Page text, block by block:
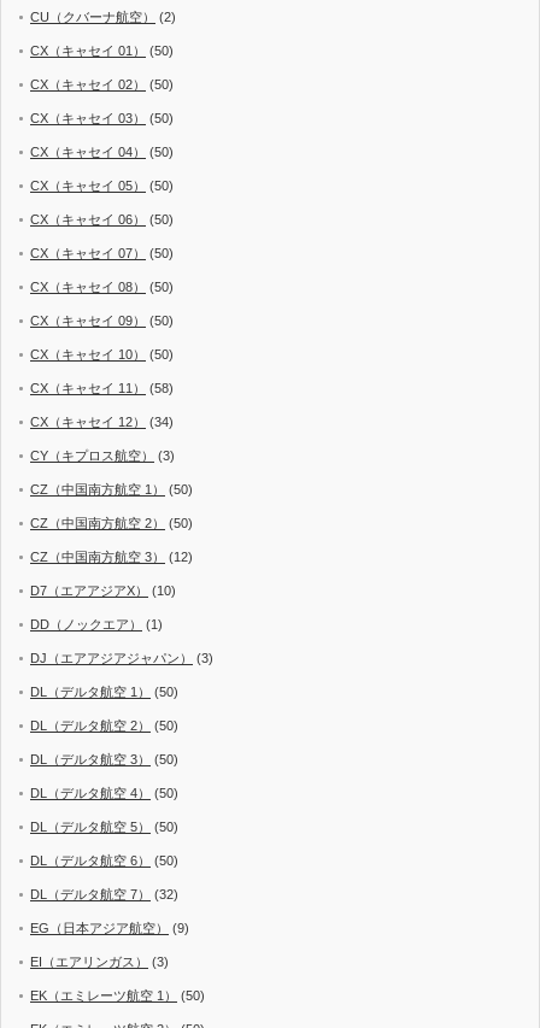
CU（クバーナ航空） (2)
CX（キャセイ 01） (50)
CX（キャセイ 02） (50)
CX（キャセイ 03） (50)
CX（キャセイ 04） (50)
CX（キャセイ 05） (50)
CX（キャセイ 06） (50)
CX（キャセイ 07） (50)
CX（キャセイ 08） (50)
CX（キャセイ 09） (50)
CX（キャセイ 10） (50)
CX（キャセイ 11） (58)
CX（キャセイ 12） (34)
CY（キプロス航空） (3)
CZ（中国南方航空 1） (50)
CZ（中国南方航空 2） (50)
CZ（中国南方航空 3） (12)
D7（エアアジアX） (10)
DD（ノックエア） (1)
DJ（エアアジアジャパン） (3)
DL（デルタ航空 1） (50)
DL（デルタ航空 2） (50)
DL（デルタ航空 3） (50)
DL（デルタ航空 4） (50)
DL（デルタ航空 5） (50)
DL（デルタ航空 6） (50)
DL（デルタ航空 7） (32)
EG（日本アジア航空） (9)
EI（エアリンガス） (3)
EK（エミレーツ航空 1） (50)